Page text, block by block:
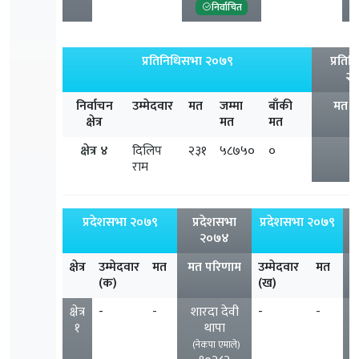
निर्वाचित
प्रतिनिधिसभा २०७९
निर्वाचन
क्षेत्र
उम्मेदवार मत जम्मा
मत
बाँकी
मत
मत
क्षेत्र ४ दिलिप
राम
२३१ ५८७५० ०
प्रदेशसभा २०७९ प्रदेशसभा
२०७४
प्रदेशसभा २०७९
क्षेत्र उम्मेदवार
(क)
मत मत परिणाम उम्मेदवार
(ख)
मत
क्षेत्र
१
- - शारदा देवी
थापा
(नेकपा एमाले)
- -